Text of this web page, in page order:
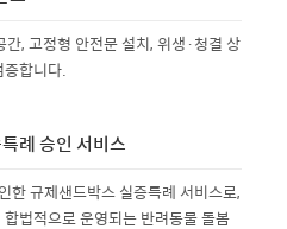
, 고정형 안전문 설치, 위생·청결 상
합니다.
례 승인 서비스
한 규제샌드박스 실증특례 서비스로,
법적으로 운영되는 반려동물 돌봄